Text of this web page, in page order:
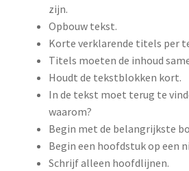
zijn.
Opbouw tekst.
Korte verklarende titels per
Titels moeten de inhoud
Houdt de tekstblokken kort.
In de tekst moet terug te
waarom?
Begin met de belangrijkste
Begin een hoofdstuk op een
Schrijf alleen hoofdlijnen.